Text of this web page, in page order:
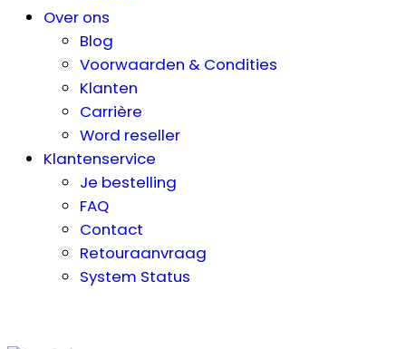
Over ons
Blog
Voorwaarden & Condities
Klanten
Carrière
Word reseller
Klantenservice
Je bestelling
FAQ
Contact
Retouraanvraag
System Status